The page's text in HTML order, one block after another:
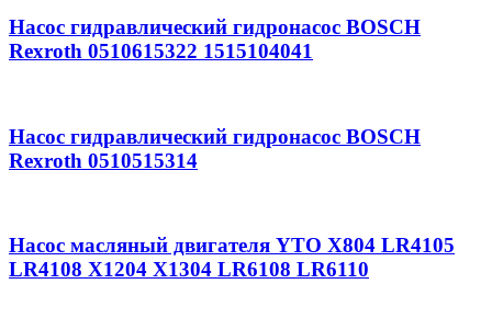
Насос гидравлический гидронасос BOSCH
Rexroth 0510615322 1515104041
Насос гидравлический гидронасос BOSCH
Rexroth 0510515314
Насос масляный двигателя YTO X804 LR4105
LR4108 X1204 X1304 LR6108 LR6110